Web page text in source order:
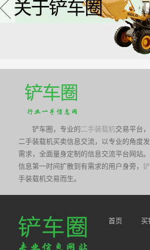
铲车圈，专业的二手装载机交易平台
二手装载机买卖信息交流，以专业的角度
需求，全面量身定制的信息交流平台网站
信息第一时间扩散到有需求的用户身旁，
手装载机交易而生。
首页 买